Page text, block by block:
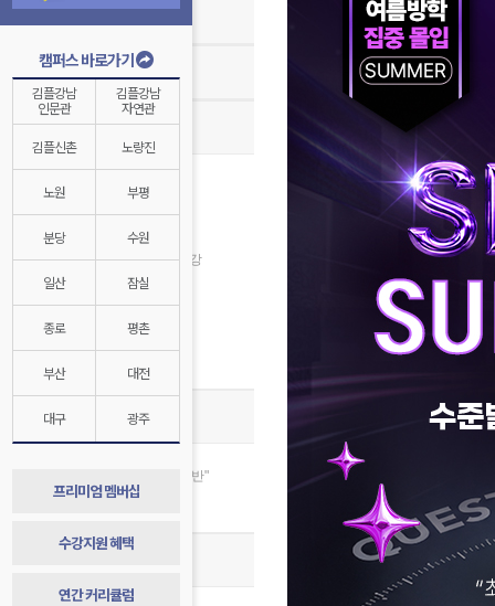
캠퍼스 바로가기
김플강남
인문관
김플강남
자연관
김플신촌 노량진
노원 부평
분당 수원
일산 잠실
종로 평촌
부산 대전
대구 광주
프리미엄 멤버십
수강지원 혜택
연간 커리큘럼
온라인 수강신청 안내
종합반 개강안내
8월 수강신청
인문계 8월 개강
자연계 8월 개강
2028대비 1학년 반 8월 개강
김영플러스 8월 개강
자연계전문관 8월 개강
경찰대/연고대 특별반
종합반 스토리
합격 절대공식, “합격=종합반"
종합반 1년 발자취 기록